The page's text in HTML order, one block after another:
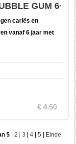
GUM 6+
€ 4.50
cariës en
vanaf 6 jaar met
5 2 3 4| 5 Einde